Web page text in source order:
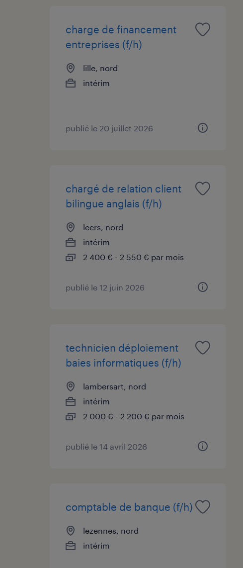
charge de financement
entreprises (f/h)
lille, nord
intérim
publié le 20 juillet 2026
chargé de relation client
bilingue anglais (f/h)
leers, nord
intérim
2 400 € - 2 550 € par mois
publié le 12 juin 2026
technicien déploiement
baies informatiques (f/h)
lambersart, nord
intérim
2 000 € - 2 200 € par mois
publié le 14 avril 2026
comptable de banque (f/h)
lezennes, nord
intérim